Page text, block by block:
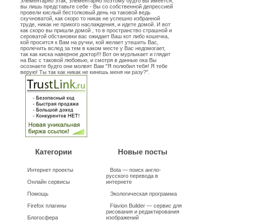
вы лишь представьте себе - Вы со собственной депрессией
провели кислый бестолковый день на таковой ведь
скучноватой, как скоро то никак не успешно избранной
труде, никак не прикого наслаждения, и идете домой. И вот
как скоро вы пришли домой , то в пространство страшной и
сероватой обстановки вас ожидает Ваш кот либо кошечка,
кой просится к Вам на ручки, кой желает утешить Вас,
пролечить вслед за тем в каком месте у Вас недомогает,
так как киска наверное доктор!!! Вот он мурлыкает и глядит
на Вас с таковой любовью, и смотря в данные ока Вы
осознаете будто они молвят Вам "Я полюбил тебя! Я тебе
верую! Ты так как никак не кинешь меня ни разу?".
Категории
Интернет проекты
Онлайн сервисы
Помощь
Firefox плагины
Блогосфера
Новые посты
Bota — поиск англо-
русского перевода в
интернете
Экологическая программа
Flavion Builder — сервис для
рисования и редактирования
изображений